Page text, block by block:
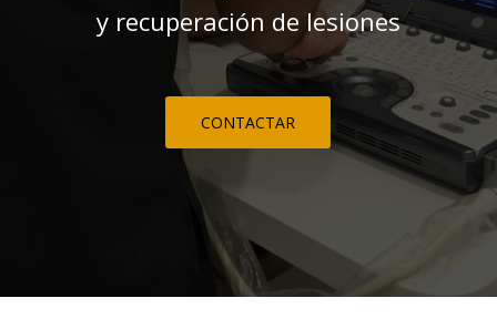
y recuperación de lesiones
CONTACTAR